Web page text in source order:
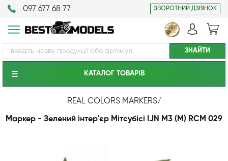
097 677 68 77 ЗВОРОТНИЙ ДЗВІНОК
КАТАЛОГ ТОВАРIВ
REAL COLORS MARKERS/
Маркер - Зелений інтер'єр Мітсубісі IJN M3 (M) RCM 029